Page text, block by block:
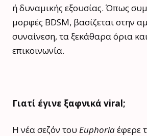
ή δυναμικής εξουσίας. Όπως
μορφές BDSM, βασίζεται στην
συναίνεση, τα ξεκάθαρα όρια
επικοινωνία.
Γιατί έγινε ξαφνικά viral;
Η νέα σεζόν του Euphoriaέφερε